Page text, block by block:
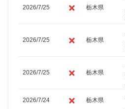
2026/7/25 栃木県
2026/7/25 栃木県
2026/7/25 栃木県
2026/7/24 栃木県